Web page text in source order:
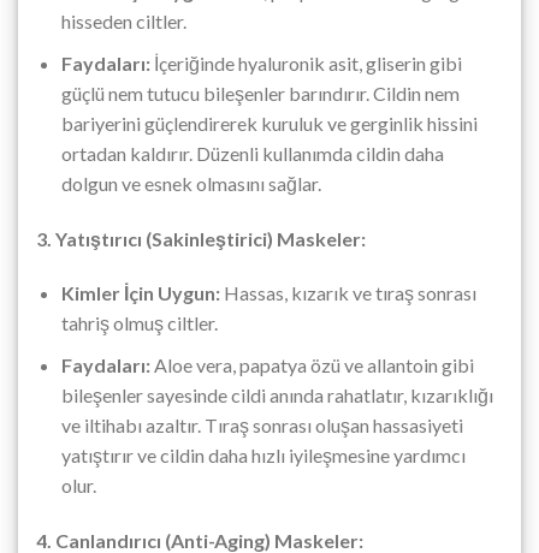
hisseden ciltler.
Faydaları:İçeriğinde hyaluronik asit, gliserin gibi
güçlü nem tutucu bileşenler barındırır. Cildin nem
bariyerini güçlendirerek kuruluk ve gerginlik hissini
ortadan kaldırır. Düzenli kullanımda cildin daha
dolgun ve esnek olmasını sağlar.
3. Yatıştırıcı (Sakinleştirici) Maskeler:
Kimler İçin Uygun:Hassas, kızarık ve tıraş sonrası
tahriş olmuş ciltler.
Faydaları:Aloe vera, papatya özü ve allantoin gibi
bileşenler sayesinde cildi anında rahatlatır, kızarıklığı
ve iltihabı azaltır. Tıraş sonrası oluşan hassasiyeti
yatıştırır ve cildin daha hızlı iyileşmesine yardımcı
olur.
4. Canlandırıcı (Anti-Aging) Maskeler: